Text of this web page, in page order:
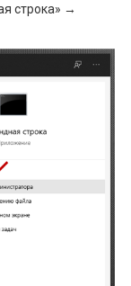
строка» →